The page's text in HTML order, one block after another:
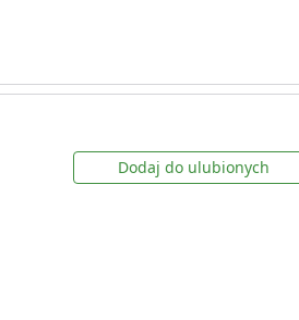
Dodaj do ulubionych